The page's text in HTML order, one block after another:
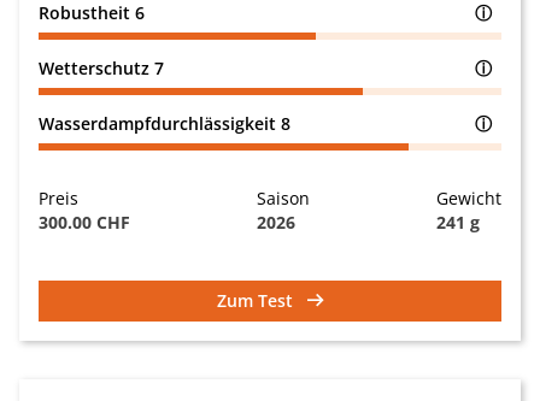
Robustheit 6 ⓘ
Wetterschutz 7 ⓘ
Wasserdampfdurchlässigkeit 8 ⓘ
Preis
300.00 CHF
Saison
2026
Gewicht
241 g
Zum Test